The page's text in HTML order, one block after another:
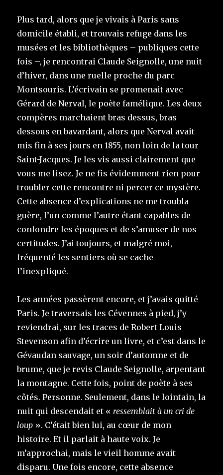
Plus tard, alors que je vivais à Paris sans
domicile établi, et trouvais refuge dans les
musées et les bibliothèques – publiques cette
fois –, je rencontrai Claude Seignolle, une nuit
d’hiver, dans une ruelle proche du parc
Montsouris. L’écrivain se promenait avec
Gérard de Nerval, le poète famélique. Les deux
compères marchaient bras dessus, bras
dessous en bavardant, alors que Nerval avait
mis fin à ses jours en 1855, non loin de la tour
Saint-Jacques. Je les vis aussi clairement que
vous me lisez. Je ne fis évidemment rien pour
troubler cette rencontre ni percer ce mystère.
Cette absence d’explications ne me troubla
guère, l’un comme l’autre étant capables de
confondre les époques et de s’amuser de nos
certitudes. J’ai toujours, et malgré moi,
fréquenté les sentiers où se cache
l’inexpliqué.
Les années passèrent encore, et j’avais quitté
Paris. Je traversais les Cévennes à pied, j’y
reviendrai, sur les traces de Robert Louis
Stevenson afin d’écrire un livre, et c’est dans le
Gévaudan sauvage, un soir d’automne et de
brume, que je revis Claude Seignolle, arpentant
la montagne. Cette fois, point de poète à ses
côtés. Personne. Seulement, dans le lointain, la
nuit qui descendait et « ressemblait à un cri de
loup ». C’était bien lui, au cœur de mon
histoire. Et il parlait à haute voix. Je
m’approchai, mais le vieil homme avait
disparu. Une fois encore, cette absence